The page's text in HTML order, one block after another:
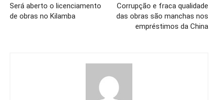
Será aberto o licenciamento
de obras no Kilamba
Corrupção e fraca qualidade
das obras são manchas nos
empréstimos da China